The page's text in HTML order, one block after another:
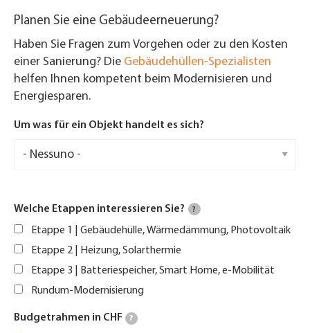
Planen Sie eine Gebäudeerneuerung?
Haben Sie Fragen zum Vorgehen oder zu den Kosten
einer Sanierung? Die Gebäudehüllen-Spezialisten
helfen Ihnen kompetent beim Modernisieren und
Energiesparen.
Um was für ein Objekt handelt es sich?
Welche Etappen interessieren Sie? ?
Etappe 1 | Gebäudehülle, Wärmedämmung, Photovoltaik
Etappe 2 | Heizung, Solarthermie
Etappe 3 | Batteriespeicher, Smart Home, e-Mobilität
Rundum-Modernisierung
Budgetrahmen in CHF ?